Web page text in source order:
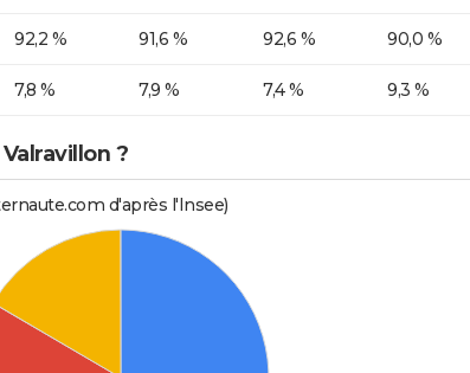
92,2 % 91,6 % 92,6 % 90,0 %
7,8 % 7,9 % 7,4 % 9,3 %
?
d'après l'Insee)